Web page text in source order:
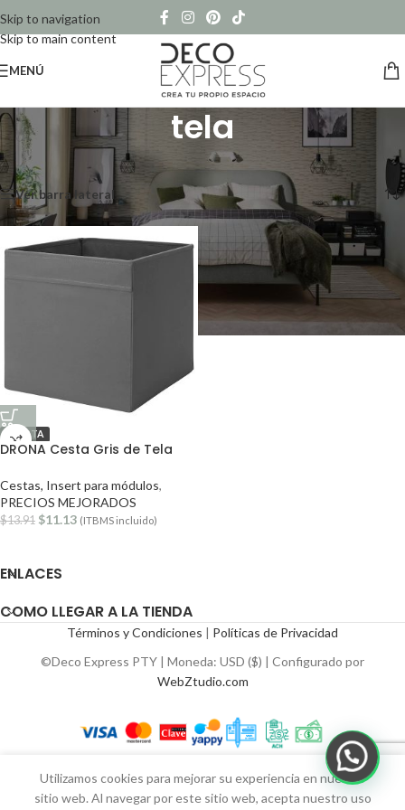
Skip to navigation
Skip to main content
MENÚ
tela
Inicio/ Productos etiquetados “tela” Mostrando el único resultado
Ver barra lateral
OFERTA
DRONA Cesta Gris de Tela
Cestas, Insert para módulos,
PRECIOS MEJORADOS
$13.91 $11.13 (ITBMS incluido)
ENLACES
COMO LLEGAR A LA TIENDA
Términos y Condiciones | Políticas de Privacidad
©Deco Express PTY | Moneda: USD ($) | Configurado por
WebZtudio.com
Utilizamos cookies para mejorar su experiencia en nuestro
sitio web. Al navegar por este sitio web, acepta nuestro uso